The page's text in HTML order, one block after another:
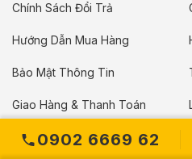
0902 6669 62
Chính Sách Đổi Trả
Hướng Dẫn Mua Hàng
Bảo Mật Thông Tin
Giao Hàng & Thanh Toán
Điều Khoản Sử Dụng